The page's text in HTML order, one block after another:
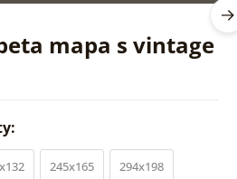
mapa s vintage
245x165 294x198